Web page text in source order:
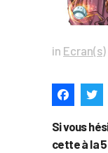
in Ecran(s)
Si vous
cette à la